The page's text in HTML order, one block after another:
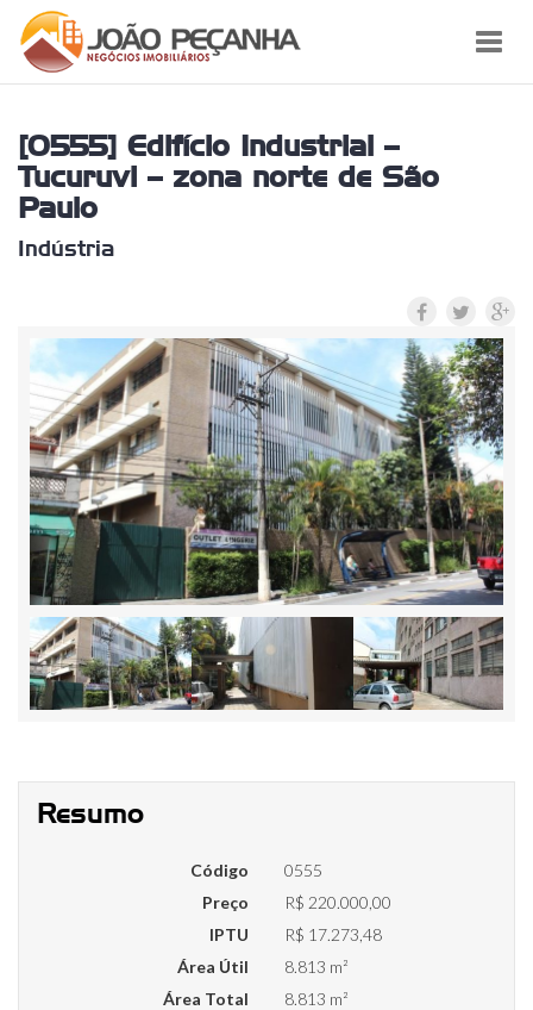
[0555] Edifício Industrial –
Tucuruvi – zona norte de São
Paulo
Indústria
Resumo
Código
0555
Preço
R$ 220.000,00
IPTU
R$ 17.273,48
Área Útil
8.813 m²
Área Total
8.813 m²